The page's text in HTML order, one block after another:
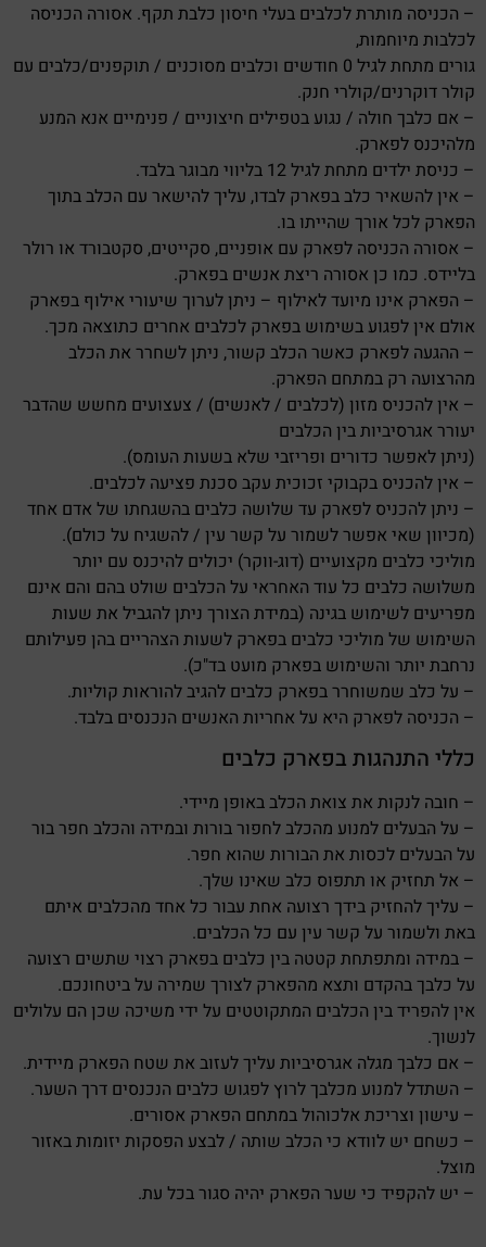
– הכניסה מותרת לכלבים בעלי חיסון כלבת תקף. אסורה הכניסה
לכלבות מיוחמות,
גורים מתחת לגיל 0 חודשים וכלבים מסוכנים / תוקפנים/כלבים עם
קולר דוקרנים/קולרי חנק.
– אם כלבך חולה / נגוע בטפילים חיצוניים / פנימיים אנא המנע
מלהיכנס לפארק.
– כניסת ילדים מתחת לגיל 12 בליווי מבוגר בלבד.
– אין להשאיר כלב בפארק לבדו, עליך להישאר עם הכלב בתוך
הפארק לכל אורך שהייתו בו.
– אסורה הכניסה לפארק עם אופניים, סקייטים, סקטבורד או רולר
בליידס. כמו כן אסורה ריצת אנשים בפארק.
– הפארק אינו מיועד לאילוף – ניתן לערוך שיעורי אילוף בפארק
אולם אין לפגוע בשימוש בפארק לכלבים אחרים כתוצאה מכך.
– ההגעה לפארק כאשר הכלב קשור, ניתן לשחרר את הכלב
מהרצועה רק במתחם הפארק.
– אין להכניס מזון (לכלבים / לאנשים) / צעצועים מחשש שהדבר
יעורר אגרסיביות בין הכלבים
(ניתן לאפשר כדורים ופריזבי שלא בשעות העומס).
– אין להכניס בקבוקי זכוכית עקב סכנת פציעה לכלבים.
– ניתן להכניס לפארק עד שלושה כלבים בהשגחתו של אדם אחד
(מכיוון שאי אפשר לשמור על קשר עין / להשגיח על כולם).
מוליכי כלבים מקצועיים (דוג-ווקר) יכולים להיכנס עם יותר
משלושה כלבים כל עוד האחראי על הכלבים שולט בהם והם אינם
מפריעים לשימוש בגינה (במידת הצורך ניתן להגביל את שעות
השימוש של מוליכי כלבים בפארק לשעות הצהריים בהן פעילותם
נרחבת יותר והשימוש בפארק מועט בד"כ).
– על כלב שמשוחרר בפארק כלבים להגיב להוראות קוליות.
– הכניסה לפארק היא על אחריות האנשים הנכנסים בלבד.
כללי התנהגות בפארק כלבים
– חובה לנקות את צואת הכלב באופן מיידי.
– על הבעלים למנוע מהכלב לחפור בורות ובמידה והכלב חפר בור
על הבעלים לכסות את הבורות שהוא חפר.
– אל תחזיק או תתפוס כלב שאינו שלך.
– עליך להחזיק בידך רצועה אחת עבור כל אחד מהכלבים איתם
באת ולשמור על קשר עין עם כל הכלבים.
– במידה ומתפתחת קטטה בין כלבים בפארק רצוי שתשים רצועה
על כלבך בהקדם ותצא מהפארק לצורך שמירה על ביטחונכם.
אין להפריד בין הכלבים המתקוטטים על ידי משיכה שכן הם עלולים
לנשוך.
– אם כלבך מגלה אגרסיביות עליך לעזוב את שטח הפארק מיידית.
– השתדל למנוע מכלבך לרוץ לפגוש כלבים הנכנסים דרך השער.
– עישון וצריכת אלכוהול במתחם הפארק אסורים.
– כשחם יש לוודא כי הכלב שותה / לבצע הפסקות יזומות באזור
מוצל.
– יש להקפיד כי שער הפארק יהיה סגור בכל עת.